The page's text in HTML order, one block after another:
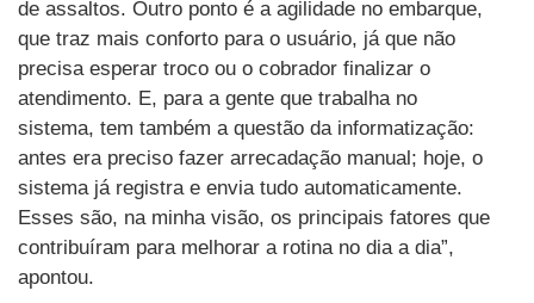
de assaltos. Outro ponto é a agilidade no embarque,
que traz mais conforto para o usuário, já que não
precisa esperar troco ou o cobrador finalizar o
atendimento. E, para a gente que trabalha no
sistema, tem também a questão da informatização:
antes era preciso fazer arrecadação manual; hoje, o
sistema já registra e envia tudo automaticamente.
Esses são, na minha visão, os principais fatores que
contribuíram para melhorar a rotina no dia a dia”,
apontou.